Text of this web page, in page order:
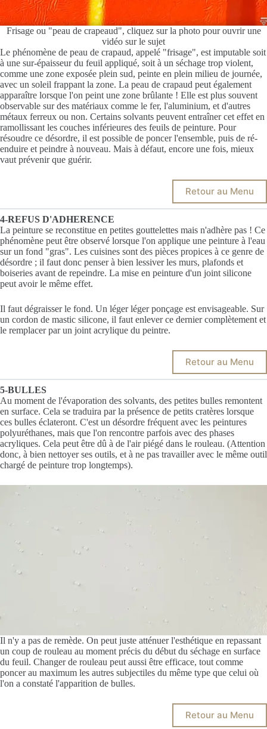
Frisage ou "peau de crapeaud", cliquez sur la photo pour ouvrir une
vidéo sur le sujet
Le phénomène de peau de crapaud, appelé "frisage", est imputable soit
à une sur-épaisseur du feuil appliqué, soit à un séchage trop violent,
comme une zone exposée plein sud, peinte en plein milieu de journée,
avec un soleil frappant la zone. La peau de crapaud peut également
apparaître lorsque l'on peint une zone brûlante ! Elle est plus souvent
observable sur des matériaux comme le fer, l'aluminium, et d'autres
métaux ferreux ou non. Certains solvants peuvent entraîner cet effet en
ramollissant les couches inférieures des feuils de peinture. Pour
résoudre ce désordre, il est possible de poncer l'ensemble, puis de ré-
enduire et peindre à nouveau. Mais à défaut, encore une fois, mieux
vaut prévenir que guérir.
Retour au Menu
4-REFUS D'ADHERENCE
La peinture se reconstitue en petites gouttelettes mais n'adhère pas ! Ce
phénomène peut être observé lorsque l'on applique une peinture à l'eau
sur un fond "gras". Les cuisines sont des pièces propices à ce genre de
désordre ; il faut donc penser à bien lessiver les murs, plafonds et
boiseries avant de repeindre. La mise en peinture d'un joint silicone
peut avoir le même effet.
Il faut dégraisser le fond. Un léger léger ponçage est envisageable. Sur
un cordon de mastic silicone, il faut enlever ce dernier complètement et
le remplacer par un joint acrylique du peintre.
Retour au Menu
5-BULLES
Au moment de l'évaporation des solvants, des petites bulles remontent
en surface. Cela se traduira par la présence de petits cratères lorsque
ces bulles éclateront. C'est un désordre fréquent avec les peintures
polyuréthanes, mais que l'on rencontre parfois avec des phases
acryliques. Cela peut être dû à de l'air piégé dans le rouleau. (Attention
donc, à bien nettoyer ses outils, et à ne pas travailler avec le même outil
chargé de peinture trop longtemps).
Il n'y a pas de remède. On peut juste atténuer l'esthétique en repassant
un coup de rouleau au moment précis du début du séchage en surface
du feuil. Changer de rouleau peut aussi être efficace, tout comme
poncer au maximum les autres subjectiles du même type que celui où
l'on a constaté l'apparition de bulles.
Retour au Menu